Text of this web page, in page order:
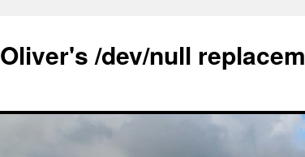
content
Oliver's /dev/null